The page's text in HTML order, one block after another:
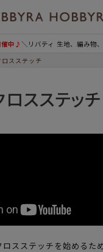
催中♪＼リバティ 生地、編み物
ロスステッチ
ロスステッチ
スステッチを始めるた